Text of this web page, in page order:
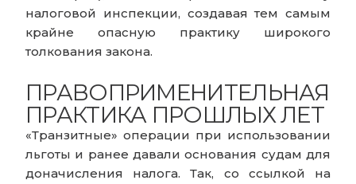
налоговой инспекции, создавая тем самым
крайне опасную практику широкого
толкования закона.
ПРАВОПРИМЕНИТЕЛЬНАЯ
ПРАКТИКА ПРОШЛЫХ ЛЕТ
«Транзитные» операции при использовании
льготы и ранее давали основания судам для
доначисления налога. Так, со ссылкой на